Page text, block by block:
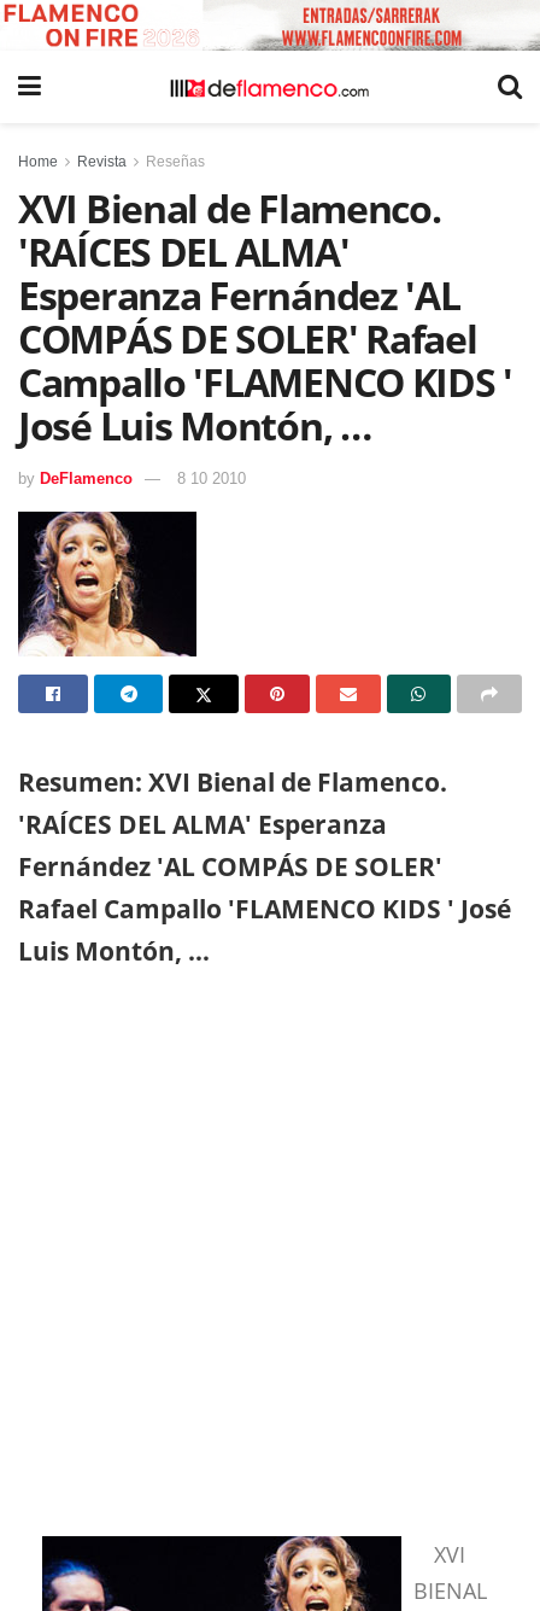
Home Revista Reseñas
XVI Bienal de Flamenco.
'RAÍCES DEL ALMA'
Esperanza Fernández 'AL
COMPÁS DE SOLER' Rafael
Campallo 'FLAMENCO KIDS '
José Luis Montón, …
by DeFlamenco 8 10 2010
Resumen: XVI Bienal de Flamenco.
'RAÍCES DEL ALMA' Esperanza
Fernández 'AL COMPÁS DE SOLER'
Rafael Campallo 'FLAMENCO KIDS ' José
Luis Montón, …
XVI
BIENAL